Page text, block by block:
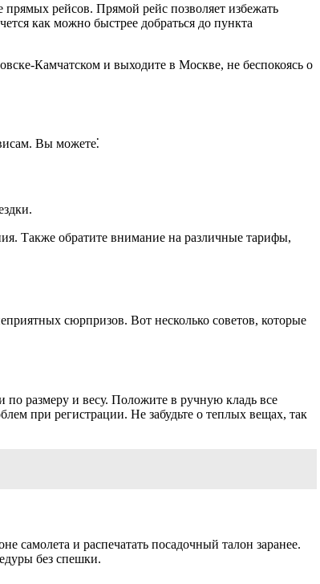
рейсов. Прямой рейс позволяет избежать
как можно быстрее добраться до пункта
Камчатском и выходите в Москве, не беспокоясь о
Вы можете⁚
Также обратите внимание на различные тарифы,
сюрпризов. Вот несколько советов, которые
размеру и весу. Положите в ручную кладь все
при регистрации. Не забудьте о теплых вещах, так
самолета и распечатать посадочный талон заранее.
без спешки.